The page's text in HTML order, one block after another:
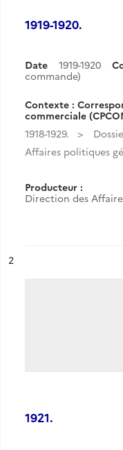
1919-1920.
Date 1919-1920
commande)
Contexte :
commerciale
1918-1929.
Affaires politiques
Producteur :
Direction des
n°
2
1921.